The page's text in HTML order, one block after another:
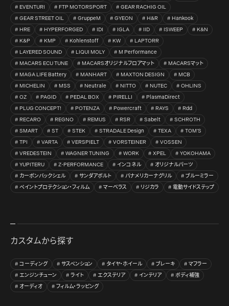
EVENTURI FTP MOTORSPORT
GEAR RACHIG OIL
GEAR STREET OIL
GruppeM GYEON H&R
Hankook
HRE
HYPERFORGED IDI IGLA IID ISWEEP
K&N
K&P
KMP Kohlenstoff KW
LAPTORR
LAYERED SOUND
LIQUI MOLY
M Performance
MACARS ECU TUNE
MACARSオリジナルフロアマット
MACARSマット
MAGA LIFE Battery
MANHART MAXTON DESIGN
MCB
MICHELIN
MSS Neutrale NITTO NUTEC
OHLINS
OZ
PAGID PEDAL BOX PIRELLI
PlasmaDirect
PLUG CONCEPT!
POTENZA Powercraft RAYS
Rdd
RECARO
REGNO REMUS RSR Sabelt
SCHROTH
SMART
ST STEK STRADALE Design TEXA
TOM’S
TPI
VARTA VERSPIELT VORSTEINER
VOSSEN
VREDESTEIN
WAGNER TUNING WORK XPEL
YOKOHAMA
YUPITERU
Z-PERFORMANCE インコネル
オリジナルパーツ
カーボンバックシェル
サンダアボルト パナメリカーナグリル
ブルーミラー
ペイントプロテクション・フィルム
マーベラス リジカラ 電動サイドステップ
カスタムから探す
コーディング サスペンション タイヤ・ホイール ブレーキ
マフラー
エンジンチューン
ライト エクステリア インテリア
ボディ補強
オーディオ
フィルム・ラッピング